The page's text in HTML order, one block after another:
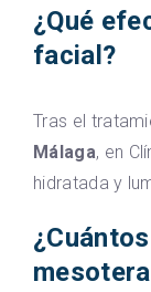
¿Qué
facial?
Tras el
Málaga, en
hidratada y